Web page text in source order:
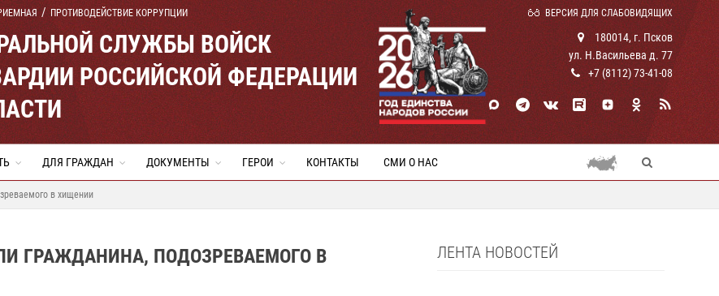
ПРОТИВОДЕЙСТВИЕ КОРРУПЦИИ ВЕРСИЯ ДЛЯ СЛАБОВИДЯЩИХ
СЛУЖБЫ ВОЙСК
РОССИЙСКОЙ ФЕДЕРАЦИИ
180014, г. Псков
ул. Н.Васильева д. 77
+7 (8112) 73-41-08
ДЛЯ ГРАЖДАН ДОКУМЕНТЫ ГЕРОИ КОНТАКТЫ СМИ О НАС
в хищении
ГРАЖДАНИНА, ПОДОЗРЕВАЕМОГО В
ЛЕНТА НОВОСТЕЙ